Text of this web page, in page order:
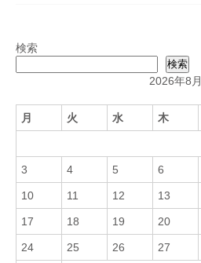
検索
検索
2026年8月
月 火 水 木
3 4 5 6
10 11 12 13
17 18 19 20
24 25 26 27